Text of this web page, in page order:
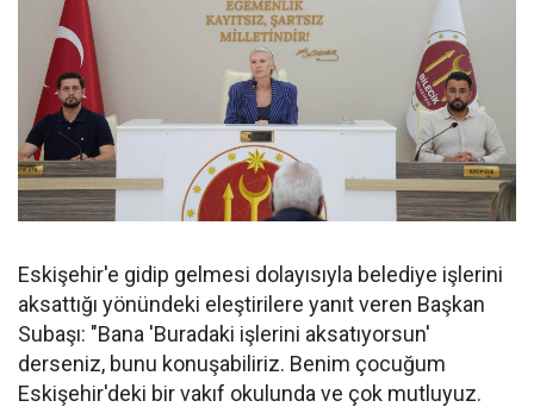
Eskişehir'e gidip gelmesi dolayısıyla belediye işlerini
aksattığı yönündeki eleştirilere yanıt veren Başkan
Subaşı: "Bana 'Buradaki işlerini aksatıyorsun'
derseniz, bunu konuşabiliriz. Benim çocuğum
Eskişehir'deki bir vakıf okulunda ve çok mutluyuz.